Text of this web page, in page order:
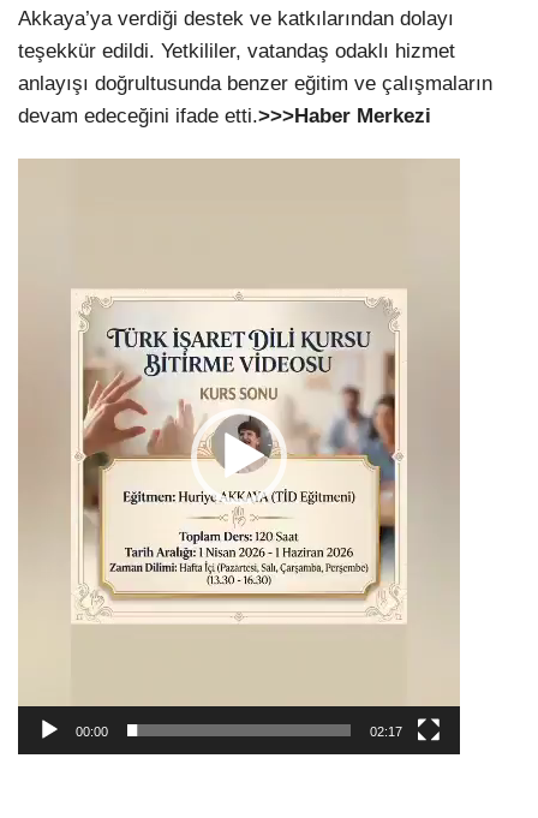
Akkaya’ya verdiği destek ve katkılarından dolayı
teşekkür edildi. Yetkililer, vatandaş odaklı hizmet
anlayışı doğrultusunda benzer eğitim ve çalışmaların
devam edeceğini ifade etti.>>>Haber Merkezi
00:00 02:17